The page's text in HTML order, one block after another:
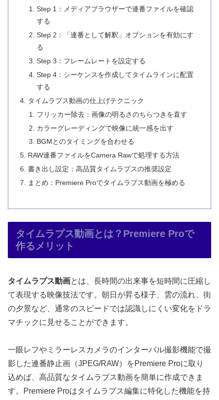
Step 1：メディアブラウザーで連番ファイルを確認
する
Step 2：「連番として解釈」オプションを有効にす
る
Step 3：フレームレートを設定する
Step 4：シーケンスを作成してタイムラインに配置
する
タイムラプス動画の仕上げテクニック
フリッカー除去：画像の明るさのちらつきを直す
カラーグレーディングで映像に統一感を出す
BGMとのタイミングを合わせる
RAW連番ファイルをCamera Rawで処理する方法
書き出し設定：高品質タイムラプスの推奨設定
まとめ：Premiere Proでタイムラプス動画を極める
タイムラプス動画とは？Premiere Proで
作るメリット
タイムラプス動画とは、長時間の出来事を短時間に圧縮し
て表現する映像技法です。朝日が昇る様子、雲の流れ、街
の夕景など、通常のスピードでは認識しにくい変化をドラ
マチックに見せることができます。
一眼レフやミラーレスカメラのインターバル撮影機能で撮
影した連番静止画（JPEG/RAW）をPremiere Proに取り
込めば、高品質なタイムラプス動画を簡単に作成できま
す。Premiere Proはタイムラプス編集に特化した機能を持